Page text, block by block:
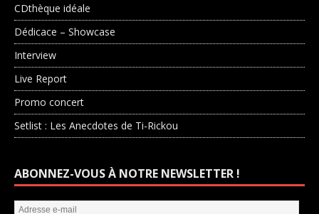
CDthèque idéale
Dédicace – Showcase
Interview
Live Report
Promo concert
Setlist : Les Anecdotes de Ti-Rickou
ABONNEZ-VOUS À NOTRE NEWSLETTER !